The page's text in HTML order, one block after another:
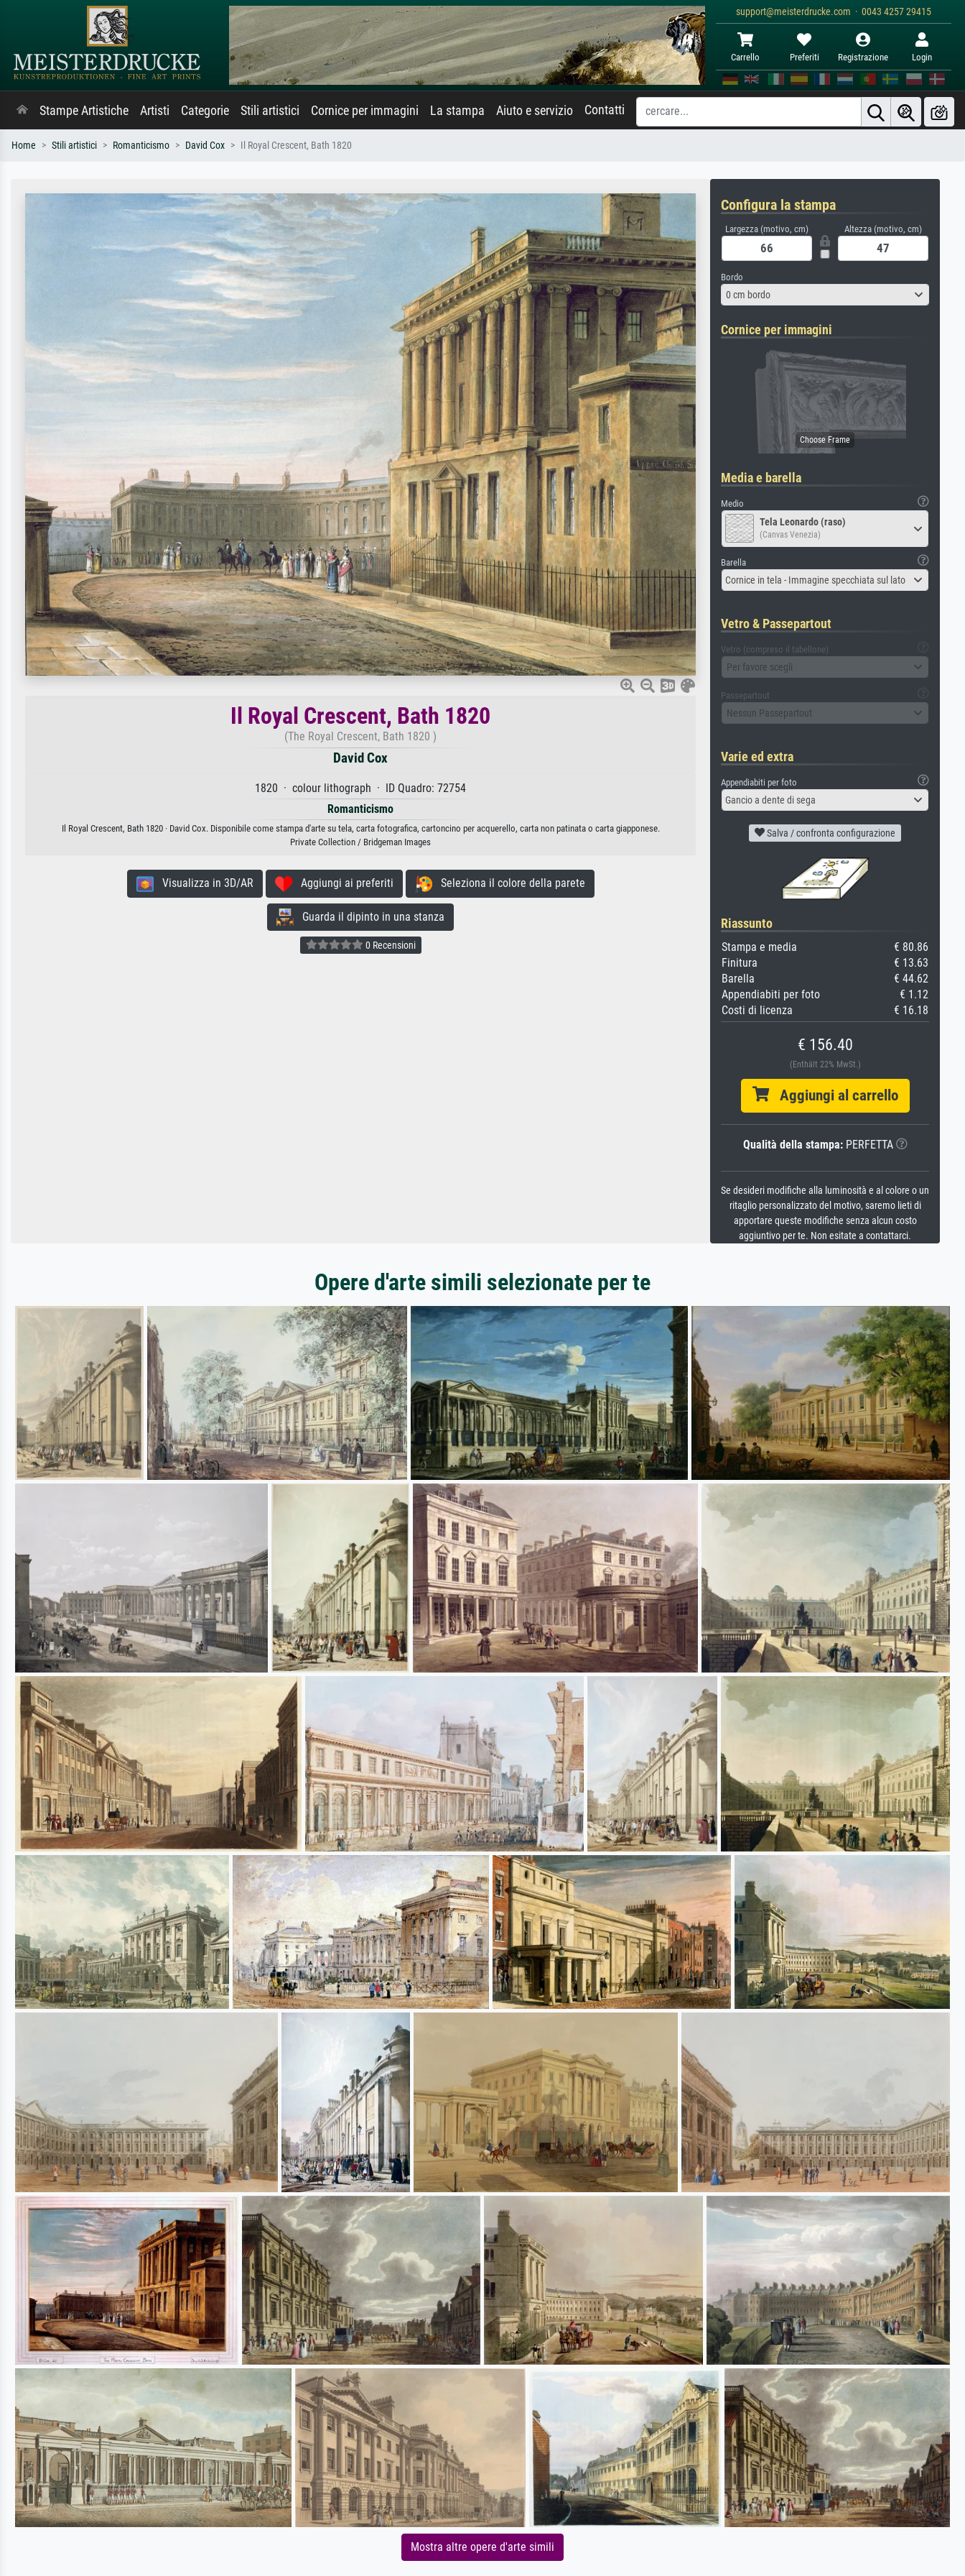
support@meisterdrucke.com · 0043 4257 29415
Carrello Preferiti Registrazione Login
Stampe Artistiche Artisti Categorie Stili artistici Cornice per immagini La stampa Aiuto e servizio Contatti
Home Stili artistici Romanticismo David Cox Il Royal Crescent, Bath 1820
Il Royal Crescent, Bath 1820
(The Royal Crescent, Bath 1820 )
David Cox
1820 · colour lithograph · ID Quadro: 72754
Romanticismo
Il Royal Crescent, Bath 1820 · David Cox. Disponibile come stampa d'arte su tela, carta fotografica, cartoncino per acquerello, carta non patinata o carta giapponese.
Private Collection / Bridgeman Images
Visualizza in 3D/AR Aggiungi ai preferiti Seleziona il colore della parete
Guarda il dipinto in una stanza
0 Recensioni
Configura la stampa
Largezza (motivo, cm) Altezza (motivo, cm)
Bordo
0 cm bordo
Cornice per immagini
Media e barella
Medio
Tela Leonardo (raso)
(Canvas Venezia)
Barella
Cornice in tela - Immagine specchiata sul lato
Vetro & Passepartout
Vetro (compreso il tabellone)
Per favore scegli
Passepartout
Nessun Passepartout
Varie ed extra
Appendiabiti per foto
Gancio a dente di sega
Salva / confronta configurazione
Riassunto
Stampa e media
€ 80.86
Finitura
€ 13.63
Barella
€ 44.62
Appendiabiti per foto
€ 1.12
Costi di licenza
€ 16.18
€ 156.40
(Enthält 22% MwSt.)
Aggiungi al carrello
Qualità della stampa:PERFETTA
Se desideri modifiche alla luminosità e al colore o un
ritaglio personalizzato del motivo, saremo lieti di
apportare queste modifiche senza alcun costo
aggiuntivo per te. Non esitate a contattarci.
Opere d'arte simili selezionate per te
Mostra altre opere d'arte simili